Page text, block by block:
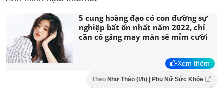
5 cung hoàng đạo có con đường sự
nghiệp bất ổn nhất năm 2022, chỉ
cần cố gắng may mắn sẽ mỉm cười
Xem thêm
Theo Như Thảo (t/h) | Phụ Nữ Sức Khỏe